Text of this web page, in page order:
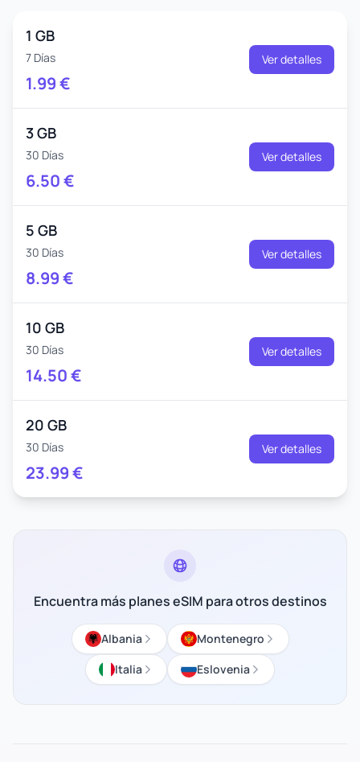
1 GB
7 Días
1.99€
Ver detalles
3 GB
30 Días
6.50€
Ver detalles
5 GB
30 Días
8.99€
Ver detalles
10 GB
30 Días
14.50€
Ver detalles
20 GB
30 Días
23.99€
Ver detalles
Encuentra más planes eSIM para otros destinos
Albania
Montenegro
Italia
Eslovenia